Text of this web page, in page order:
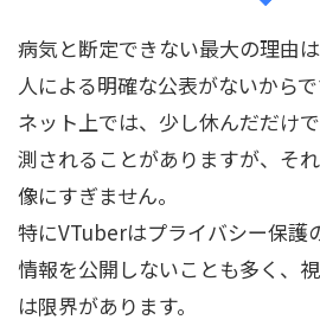
病気と断定できない最大の理由
人による明確な公表がないからで
ネット上では、少し休んだだけ
測されることがありますが、そ
像にすぎません。
特にVTuberはプライバシー保護
情報を公開しないことも多く、
は限界があります。